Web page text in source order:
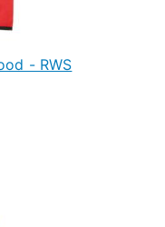
- RWS